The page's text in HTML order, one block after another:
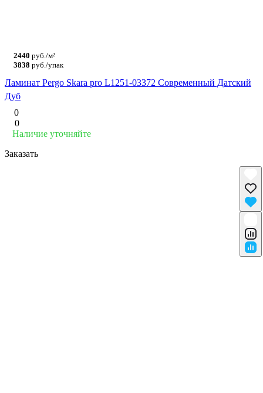
2440 руб./м²
3838 руб./упак
Ламинат Pergo Skara pro L1251-03372 Современный Датский
Дуб
0
0
Наличие уточняйте
Заказать